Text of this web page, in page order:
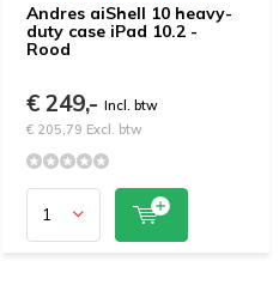
Andres aiShell 10 heavy-
duty case iPad 10.2 -
Rood
€ 249,- Incl. btw
€ 205,79 Excl. btw